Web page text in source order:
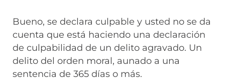
Bueno, se declara culpable y usted no se da
cuenta que está haciendo una declaración
de culpabilidad de un delito agravado. Un
delito del orden moral, aunado a una
sentencia de 365 días o más.